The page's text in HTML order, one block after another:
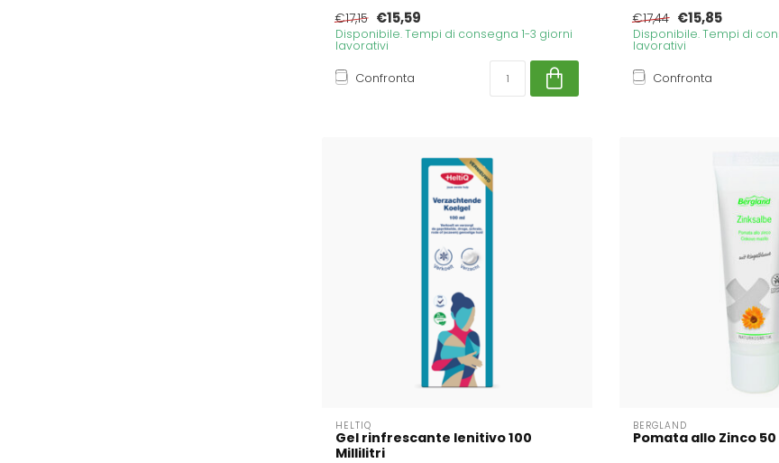
€17,15 €15,59
Disponibile. Tempi di consegna 1-3 giorni
lavorativi
Confronta
€17,44 €15,85
Disponibile. Tempi di
lavorativi
Confronta
HELTIQ
Gel rinfrescante lenitivo 100
Millilitri
BERGLAND
Pomata allo Zinco